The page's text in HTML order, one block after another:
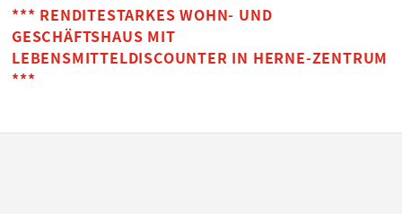
*** RENDITESTARKES WOHN- UND
GESCHÄFTSHAUS MIT
LEBENSMITTELDISCOUNTER IN HERNE-ZENTRUM
***